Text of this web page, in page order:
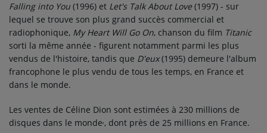
Falling into You (1996) et Let's Talk About Love(1997) - sur
lequel se trouve son plus grand succès commercial et
radiophonique, My Heart Will Go On, chanson du film Titanic
sorti la même année - figurent notamment parmi les plus
vendus de l'histoire, tandis que D'eux(1995) demeure l'album
francophone le plus vendu de tous les temps, en France et
dans le monde.
Les ventes de Céline Dion sont estimées à 230 millions de
disques dans le monde , dont près de 25 millions en France.